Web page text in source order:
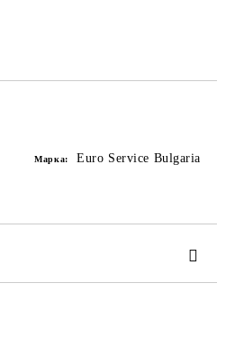
Марка: Euro Service Bulgaria